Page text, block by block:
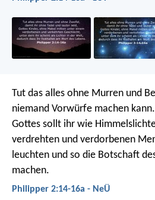
Tut das alles ohne Murren und
niemand Vorwürfe machen
Gottes sollt ihr wie
verdrehten und verdorbenen
leuchten und so die Botschaft
machen.
Philipper 2:14-16a - NeÜ